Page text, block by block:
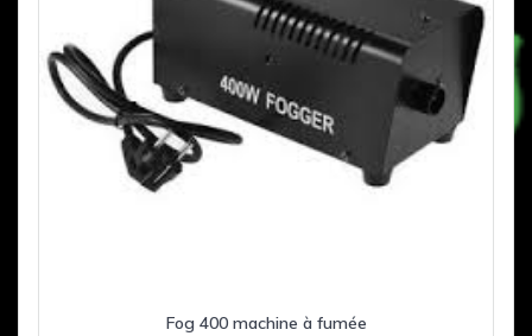
Fog 400 machine à fumée